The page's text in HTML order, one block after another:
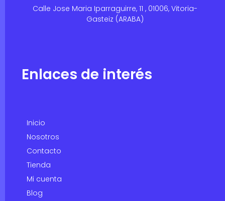
Calle Jose Maria Iparraguirre, 11 , 01006, Vitoria-
Gasteiz (ARABA)
Enlaces de interés
Inicio
Nosotros
Contacto
Tienda
Mi cuenta
Blog